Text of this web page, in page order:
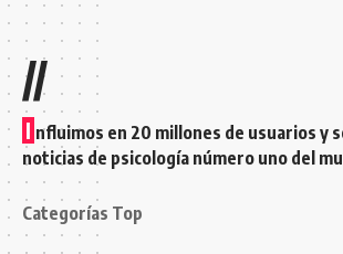
//
I nfluimos en 20 millones de usuarios y
noticias de psicología número uno del
Categorías Top